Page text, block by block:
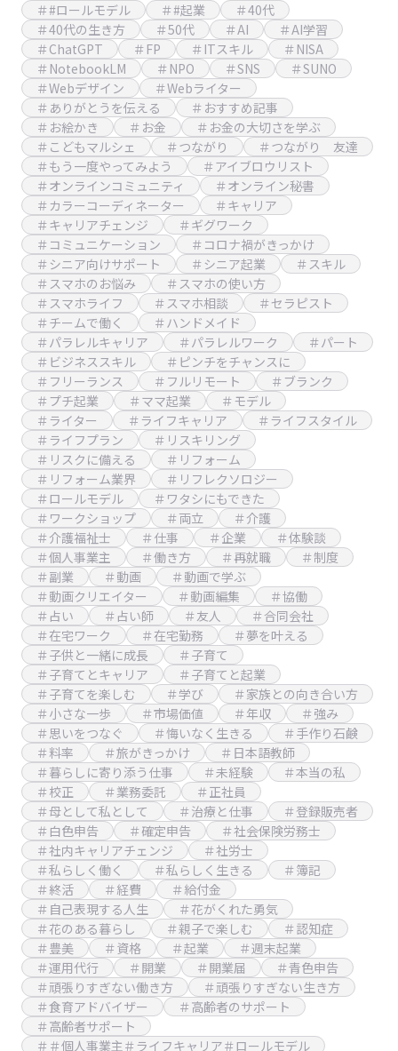
＃#ロールモデル ＃#起業
＃40代
＃40代の生き方
＃50代 ＃AI
＃AI学習
＃ChatGPT
＃FP ＃ITスキル
＃NISA
＃NotebookLM
＃NPO ＃SNS
＃SUNO
＃Webデザイン
＃Webライター
＃ありがとうを伝える
＃おすすめ記事
＃お絵かき
＃お金
＃お金の大切さを学ぶ
＃こどもマルシェ
＃つながり
＃つながり 友達
＃もう一度やってみよう
＃アイブロウリスト
＃オンラインコミュニティ
＃オンライン秘書
＃カラーコーディネーター
＃キャリア
＃キャリアチェンジ
＃ギグワーク
＃コミュニケーション
＃コロナ禍がきっかけ
＃シニア向けサポート
＃シニア起業
＃スキル
＃スマホのお悩み
＃スマホの使い方
＃スマホライフ
＃スマホ相談
＃セラピスト
＃チームで働く
＃ハンドメイド
＃パラレルキャリア
＃パラレルワーク
＃パート
＃ビジネススキル
＃ピンチをチャンスに
＃フリーランス
＃フルリモート
＃ブランク
＃プチ起業
＃ママ起業
＃モデル
＃ライター
＃ライフキャリア
＃ライフスタイル
＃ライフプラン
＃リスキリング
＃リスクに備える
＃リフォーム
＃リフォーム業界
＃リフレクソロジー
＃ロールモデル
＃ワタシにもできた
＃ワークショップ
＃両立
＃介護
＃介護福祉士
＃仕事 ＃企業
＃体験談
＃個人事業主
＃働き方 ＃再就職
＃制度
＃副業
＃動画
＃動画で学ぶ
＃動画クリエイター
＃動画編集
＃協働
＃占い
＃占い師 ＃友人
＃合同会社
＃在宅ワーク
＃在宅勤務
＃夢を叶える
＃子供と一緒に成長
＃子育て
＃子育てとキャリア
＃子育てと起業
＃子育てを楽しむ
＃学び
＃家族との向き合い方
＃小さな一歩
＃市場価値 ＃年収
＃強み
＃思いをつなぐ
＃悔いなく生きる
＃手作り石鹸
＃料率
＃旅がきっかけ
＃日本語教師
＃暮らしに寄り添う仕事
＃未経験
＃本当の私
＃校正
＃業務委託
＃正社員
＃母として私として
＃治療と仕事
＃登録販売者
＃白色申告
＃確定申告
＃社会保険労務士
＃社内キャリアチェンジ
＃社労士
＃私らしく働く
＃私らしく生きる
＃簿記
＃終活
＃経費
＃給付金
＃自己表現する人生
＃花がくれた勇気
＃花のある暮らし
＃親子で楽しむ
＃認知症
＃豊美
＃資格 ＃起業
＃週末起業
＃運用代行
＃開業 ＃開業届
＃青色申告
＃頑張りすぎない働き方
＃頑張りすぎない生き方
＃食育アドバイザー
＃高齢者のサポート
＃高齢者サポート
＃＃個人事業主＃ライフキャリア＃ロールモデル